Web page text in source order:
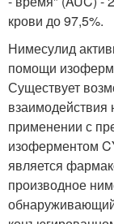
крови до 97,5%.
Нимесулид
помощи
Существует
применении с
изоферментом
является
производное